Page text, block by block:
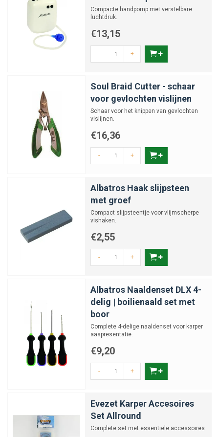
Compacte handpomp met verstelbare
luchtdruk.
€13,15
- +
Soul Braid Cutter - schaar
voor gevlochten vislijnen
Schaar voor het knippen van gevlochten
vislijnen.
€16,36
- +
Albatros Haak slijpsteen
met groef
Compact slijpsteentje voor vlijmscherpe
vishaken.
€2,55
- +
Albatros Naaldenset DLX 4-
delig | boilienaald set met
boor
Complete 4-delige naaldenset voor karper
aaspresentatie.
€9,20
- +
Evezet Karper Accesoires
Set Allround
Complete set met essentiële accessoires